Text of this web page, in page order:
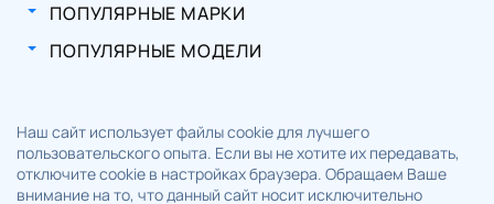
ПОПУЛЯРНЫЕ МАРКИ
ПОПУЛЯРНЫЕ МОДЕЛИ
Наш сайт использует файлы cookie для лучшего
пользовательского опыта. Если вы не хотите их передавать,
отключите cookie в настройках браузера. Обращаем Ваше
внимание на то, что данный сайт носит исключительно